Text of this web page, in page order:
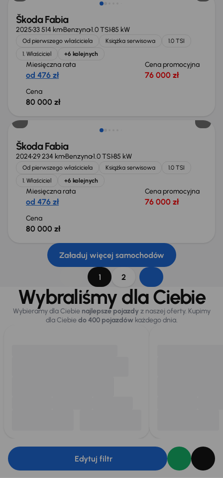
Škoda Fabia
202533 514 kmBenzyna1.0 TSI85 kW
Od pierwszego właściciela Książka serwisowa
1.0 TSI
1. Właściciel
+6 kolejnych
Miesięczna rata
od 476 zł
Cena promocyjna
76 000 zł
Cena
80 000 zł
Możliwość odliczenia VAT
Škoda Fabia
202429 234 kmBenzyna1.0 TSI85 kW
Od pierwszego właściciela Książka serwisowa
1.0 TSI
1. Właściciel
+6 kolejnych
Miesięczna rata
od 476 zł
Cena promocyjna
76 000 zł
Cena
80 000 zł
Załaduj więcej samochodów
1 2
Wybraliśmy dla Ciebie
Wybieramy dla Ciebie najlepsze pojazdy z naszej oferty. Kupimy
dla Ciebiedo 400 pojazdówkażdego dnia.
Edytuj filtr